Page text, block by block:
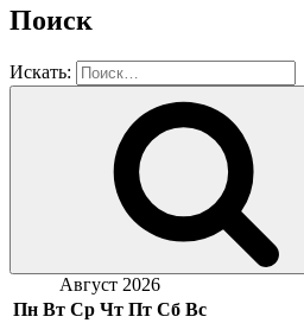
Поиск
Искать:
Август 2026
Пн Вт Ср Чт Пт Сб Вс